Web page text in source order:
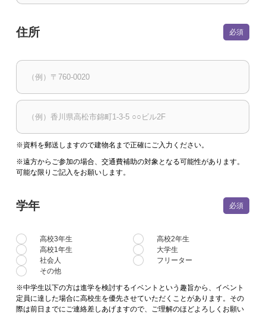
住所
※資料を郵送しますので建物名まで正確にご入力ください。
※遠方からご参加の場合、交通費補助の対象となる可能性があります。
可能な限りご記入をお願いします。
学年
高校3年生
高校2年生
高校1年生
大学生
社会人
フリーター
その他
※中学生以下の方は進学を検討するイベントという趣旨から、イベント
定員に達した場合に高校生を優先させていただくことがあります。その
際は前日までにご連絡差しあげますので、ご理解のほどよろしくお願い